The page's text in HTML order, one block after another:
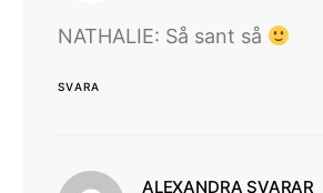
NATHALIE: Så sant så
SVARA
ALEXANDRA SVARAR